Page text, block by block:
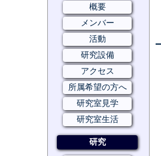
概要
メンバー
活動
研究設備
アクセス
所属希望の方へ
研究室見学
研究室生活
研究